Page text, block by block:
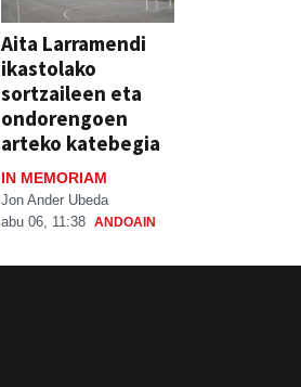
Aita Larramendi
ikastolako
sortzaileen eta
ondorengoen
arteko katebegia
IN MEMORIAM
Jon Ander Ubeda
abu 06, 11:38 ANDOAIN